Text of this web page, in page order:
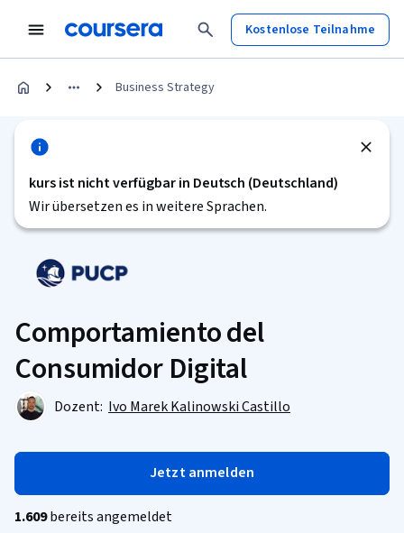
Kostenlose Teilnahme
Business Strategy
kurs ist nicht verfügbar in Deutsch (Deutschland)
Wir übersetzen es in weitere Sprachen.
Comportamiento del
Consumidor Digital
Dozent: Ivo Marek Kalinowski Castillo
Jetzt anmelden
1.609bereits angemeldet